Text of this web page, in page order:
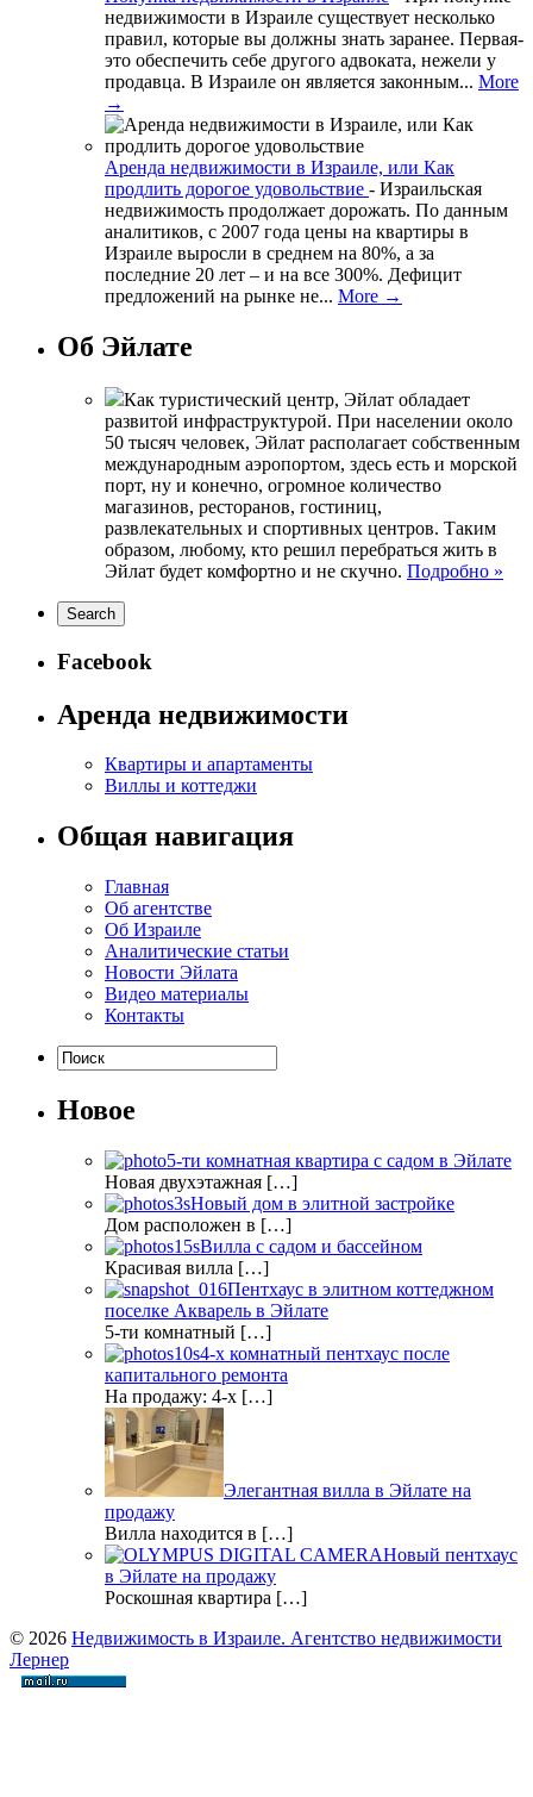
недвижимости в Израиле существует несколько
правил, которые вы должны знать заранее. Первая-
это обеспечить себе другого адвоката, нежели у
продавца. В Израиле он является законным... More
→
Аренда недвижимости в Израиле, или Как
продлить дорогое удовольствие - Израильская
недвижимость продолжает дорожать. По данным
аналитиков, с 2007 года цены на квартиры в
Израиле выросли в среднем на 80%, а за
последние 20 лет – и на все 300%. Дефицит
предложений на рынке не... More →
Об Эйлате
Как туристический центр, Эйлат обладает
развитой инфраструктурой. При населении около
50 тысяч человек, Эйлат располагает собственным
международным аэропортом, здесь есть и морской
порт, ну и конечно, огромное количество
магазинов, ресторанов, гостиниц,
развлекательных и спортивных центров. Таким
образом, любому, кто решил перебраться жить в
Эйлат будет комфортно и не скучно. Подробно »
Facebook
Аренда недвижимости
Квартиры и апартаменты
Виллы и коттеджи
Общая навигация
Главная
Об агентстве
Об Израиле
Аналитические статьи
Новости Эйлата
Видео материалы
Контакты
Новое
5-ти комнатная квартира с садом в Эйлате
Новая двухэтажная […]
Новый дом в элитной застройке
Дом расположен в […]
Вилла с садом и бассейном
Красивая вилла […]
Пентхаус в элитном коттеджном
поселке Акварель в Эйлате
5-ти комнатный […]
4-х комнатный пентхаус после
капитального ремонта
На продажу: 4-х […]
Элегантная вилла в Эйлате на
продажу
Вилла находится в […]
Новый пентхаус
в Эйлате на продажу
Роскошная квартира […]
© 2026 Недвижимость в Израиле. Агентство недвижимости
Лернер